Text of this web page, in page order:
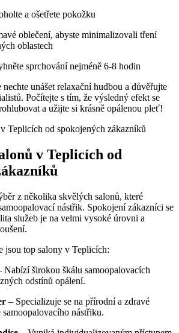
a ošetřete pokožku
oblečení, abyste minimalizovali tření
oblastech
sprchování nejméně 6-8 hodin
unášet relaxační hudbou a důvěřujte
Počítejte s tím, že výsledný efekt se
a užijte si krásně opálenou pleť!
v Teplicích od
z několika skvělých salonů, které
nástřik. Spokojení zákazníci se
služeb je na velmi vysoké úrovni a
jsou top salony v Teplicích:
Nabízí širokou škálu samoopalovacích
odstínů opálení.
– Specializuje se na přírodní a zdravé
nástřiku.